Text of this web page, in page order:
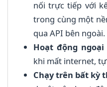
nối trực tiếp với
trong cùng một
qua API bên ngoài.
Hoạt động ngoại
khi mất internet,
Chạy trên bất kỳ